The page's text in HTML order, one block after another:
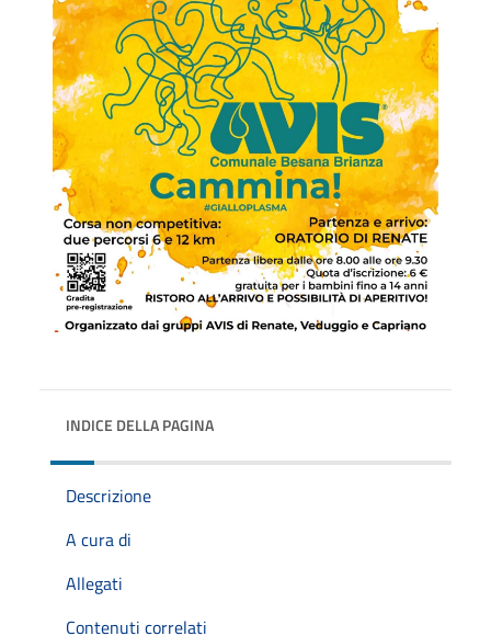
INDICE DELLA PAGINA
Descrizione
A cura di
Allegati
Contenuti correlati